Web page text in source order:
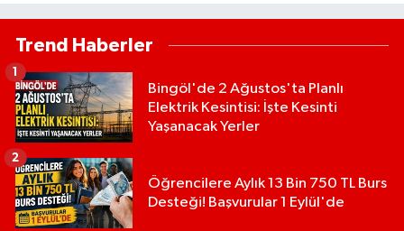
Trend Haberler
Bingöl'de 2 Ağustos'ta Planlı
Elektrik Kesintisi: İşte Kesinti
Yaşanacak Yerler
1
Öğrencilere Aylık 13 Bin 750 TL Burs
Desteği! Başvurular 1 Eylül'de
2